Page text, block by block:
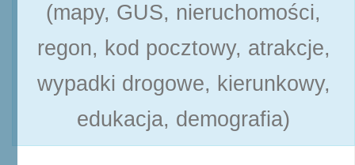
(mapy, GUS, nieruchomości,
regon, kod pocztowy, atrakcje,
wypadki drogowe, kierunkowy,
edukacja, demografia)